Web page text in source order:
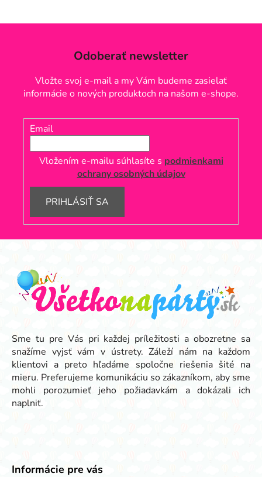
Odoberať newsletter
Vložte svoj e-mail a my Vám budeme zasielať
informácie o nových produktoch na našom e-shope.
Email
Vložením e-mailu súhlasíte s podmienkami
ochrany osobných údajov
PRIHLÁSIŤ SA
Z
Sme tu pre Vás pri každej príležitosti a obozretne sa
snažíme vyjsť vám v ústrety. Záleží nám na každom
klientovi a preto hľadáme spoločne riešenia šité na
mieru. Preferujeme komunikáciu so zákazníkom, aby sme
mohli porozumieť jeho požiadavkám a dokázali ich
naplniť.
Informácie pre vás